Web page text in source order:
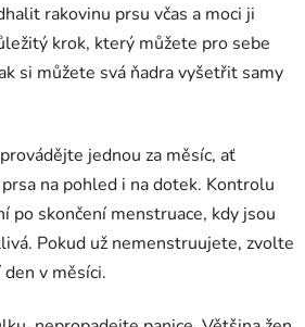
rakovinu prsu včas a moci ji
krok, který můžete pro sebe
si můžete svá ňadra vyšetřit samy
jednou za měsíc, ať
na pohled i na dotek. Kontrolu
po skončení menstruace, kdy jsou
Pokud už nemenstruujete, zvolte
v měsíci.